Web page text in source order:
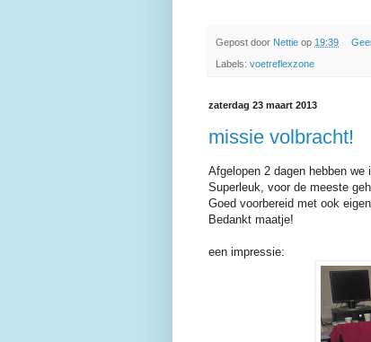
Gepost door Nettie op 19:39
Labels: voetreflexzone
zaterdag 23 maart 2013
missie volbracht!
Afgelopen 2 dagen hebben
Superleuk, voor de meeste
Goed voorbereid met ook
Bedankt maatje!
een impressie: